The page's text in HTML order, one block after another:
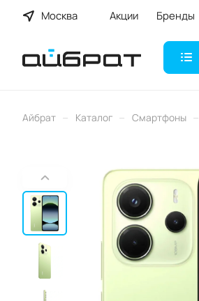
Москва Акции Бренды
Айбрат – Каталог – Смартфоны –